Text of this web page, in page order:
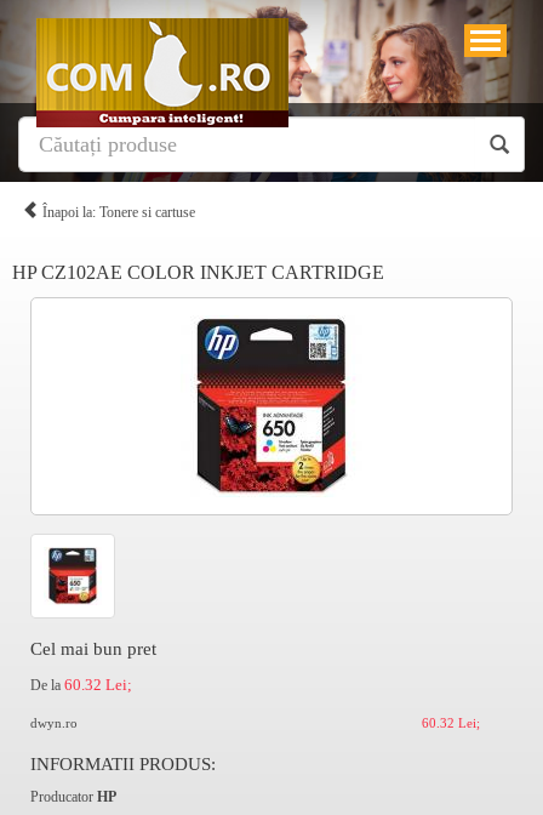
Înapoi la: Tonere si cartuse
HP CZ102AE COLOR INKJET CARTRIDGE
Cel mai bun pret
De la 60.32 Lei;
dwyn.ro 60.32 Lei;
INFORMATII PRODUS:
Producator HP